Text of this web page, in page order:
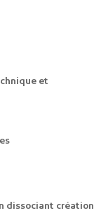
et
dissociant création